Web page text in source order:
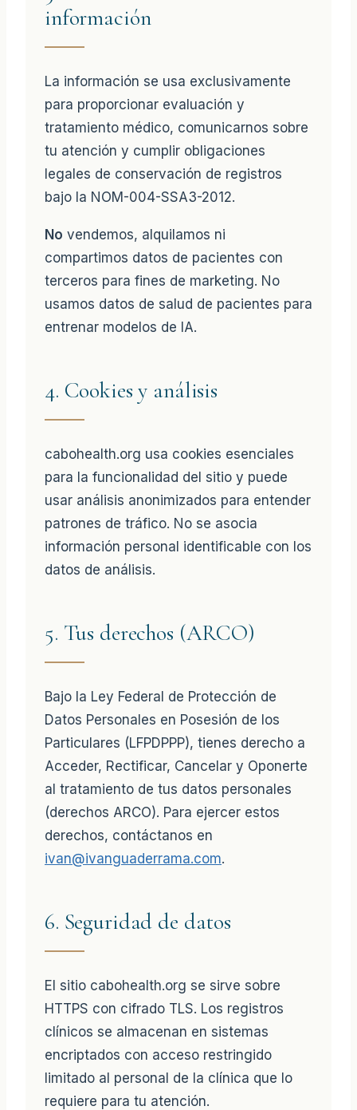
información
La información se usa exclusivamente
para proporcionar evaluación y
tratamiento médico, comunicarnos sobre
tu atención y cumplir obligaciones
legales de conservación de registros
bajo la NOM-004-SSA3-2012.
No vendemos, alquilamos ni
compartimos datos de pacientes con
terceros para fines de marketing. No
usamos datos de salud de pacientes para
entrenar modelos de IA.
4. Cookies y análisis
cabohealth.org usa cookies esenciales
para la funcionalidad del sitio y puede
usar análisis anonimizados para entender
patrones de tráfico. No se asocia
información personal identificable con los
datos de análisis.
5. Tus derechos (ARCO)
Bajo la Ley Federal de Protección de
Datos Personales en Posesión de los
Particulares (LFPDPPP), tienes derecho a
Acceder, Rectificar, Cancelar y Oponerte
al tratamiento de tus datos personales
(derechos ARCO). Para ejercer estos
derechos, contáctanos en
ivan@ivanguaderrama.com.
6. Seguridad de datos
El sitio cabohealth.org se sirve sobre
HTTPS con cifrado TLS. Los registros
clínicos se almacenan en sistemas
encriptados con acceso restringido
limitado al personal de la clínica que lo
requiere para tu atención.